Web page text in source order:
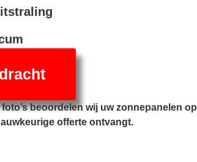
beoordelen wij uw zonnepanelen op
offerte ontvangt.